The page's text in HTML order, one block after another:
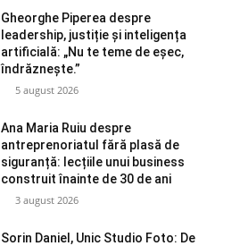
Gheorghe Piperea despre
leadership, justiție și inteligența
artificială: „Nu te teme de eșec,
îndrăznește.”
5 august 2026
Ana Maria Ruiu despre
antreprenoriatul fără plasă de
siguranță: lecțiile unui business
construit înainte de 30 de ani
3 august 2026
Sorin Daniel, Unic Studio Foto: De